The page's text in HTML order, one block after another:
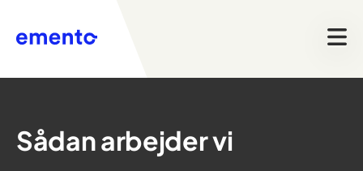
Sådan arbejder vi